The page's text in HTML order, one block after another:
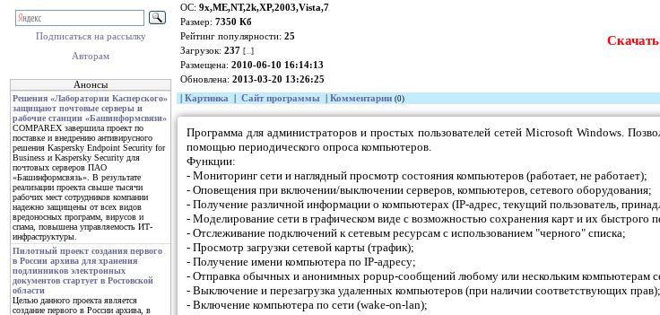
Подписаться на рассылку
Авторам
Анонсы
Решения «Лаборатории Касперского»
защищают почтовые серверы и
рабочие станции «Башинформсвязи»
COMPAREX завершила проект по
поставке и внедрению антивирусного
решения Kaspersky Endpoint Security for
Business и Kaspersky Security для
почтовых серверов ПАО
«Башинформсвязь». В результате
реализации проекта свыше тысячи
рабочих мест сотрудников компании
надежно защищены от всех видов
вредоносных программ, вирусов и
спама, повышена управляемость ИТ-
инфраструктуры.
Пилотный проект создания первого
в России архива для хранения
подлинников электронных
документов стартует в Ростовской
области
Целью данного проекта является
создание первого в России архива, в
ОС: 9x,ME,NT,2k,XP,2003,Vista,7
Размер: 7350 Кб
Рейтинг популярности: 25
Загрузок: 237 [...]
Размещена: 2010-06-10 16:14:13
Обновлена: 2013-03-20 13:26:25
Скачать
Картинка Сайт программы Комментарии (0)
Программа для администраторов и простых пользователей сетей Microsoft Windows.
помощью периодического опроса компьютеров.
Функции:
- Мониторинг сети и наглядный просмотр состояния компьютеров (работает, не работает);
- Оповещения при включении/выключении серверов, компьютеров, сетевого оборудования;
- Получение различной информации о компьютерах (IP-адрес, текущий пользователь,
- Моделирование сети в графическом виде с возможностью сохранения карт и их быстрого
- Отслеживание подключений к сетевым ресурсам с использованием "черного" списка;
- Просмотр загрузки сетевой карты (трафик);
- Получение имени компьютера по IP-адресу;
- Отправка обычных и анонимных popup-сообщений любому или нескольким компьютерам
- Выключение и перезагрузка удаленных компьютеров (при наличии соответствующих прав);
- Включение компьютера по сети (wake-on-lan);